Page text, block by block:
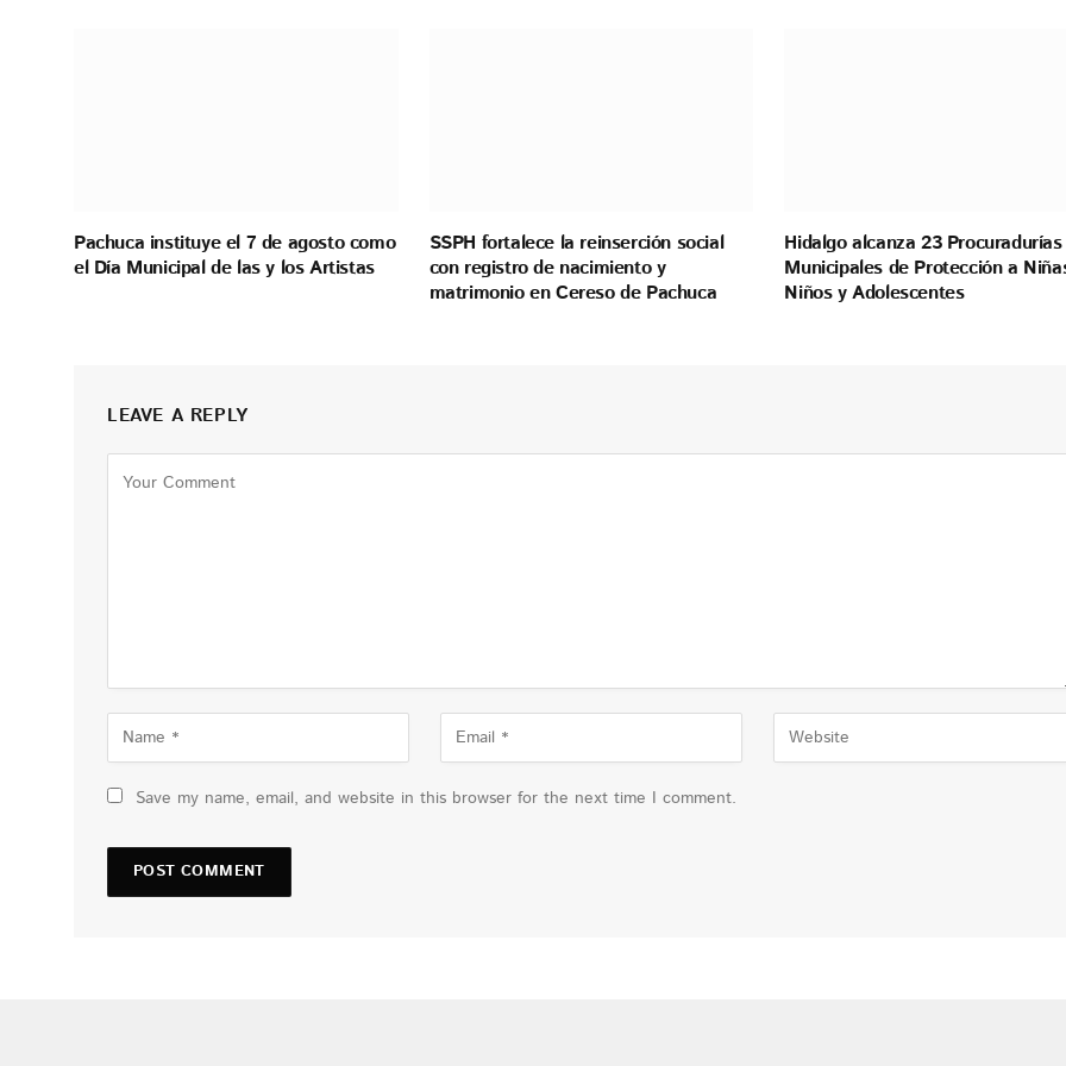
Pachuca instituye el 7 de agosto como
el Día Municipal de las y los Artistas
SSPH fortalece la reinserción social
con registro de nacimiento y
matrimonio en Cereso de Pachuca
Hidalgo alcanza 23 Procuradurías
Municipales de Protección a
Niños y Adolescentes
LEAVE A REPLY
Save my name, email, and website in this browser for the next time I comment.